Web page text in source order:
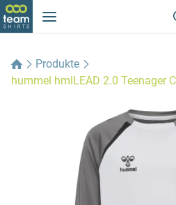
Produkte
hummel hmlLEAD 2.0 Teenager